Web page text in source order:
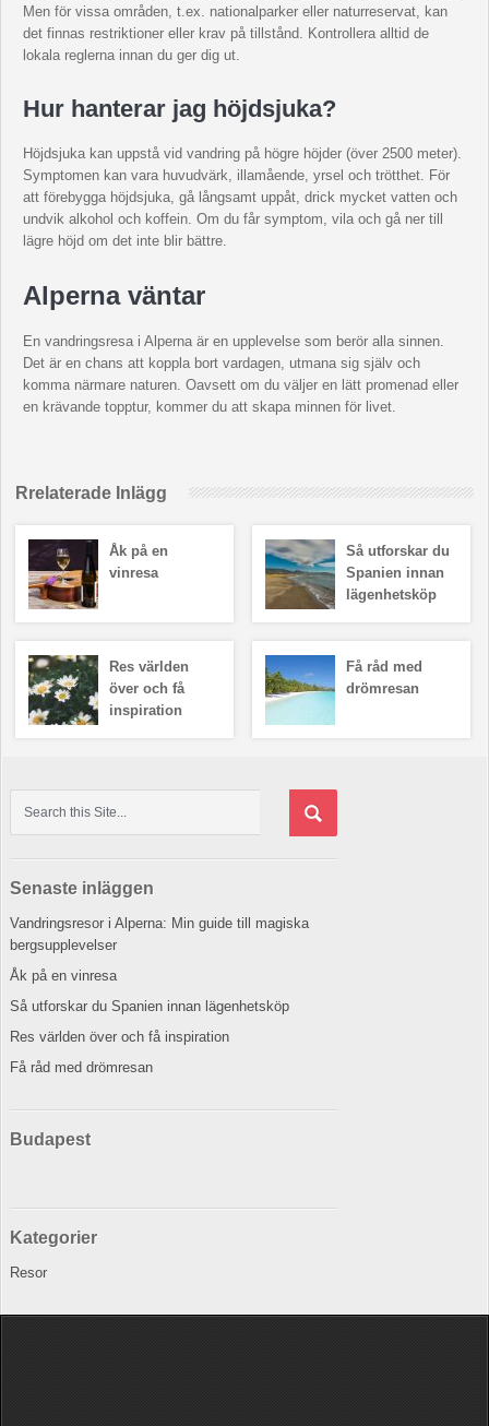
Men för vissa områden, t.ex. nationalparker eller naturreservat, kan
det finnas restriktioner eller krav på tillstånd. Kontrollera alltid de
lokala reglerna innan du ger dig ut.
Hur hanterar jag höjdsjuka?
Höjdsjuka kan uppstå vid vandring på högre höjder (över 2500 meter).
Symptomen kan vara huvudvärk, illamående, yrsel och trötthet. För
att förebygga höjdsjuka, gå långsamt uppåt, drick mycket vatten och
undvik alkohol och koffein. Om du får symptom, vila och gå ner till
lägre höjd om det inte blir bättre.
Alperna väntar
En vandringsresa i Alperna är en upplevelse som berör alla sinnen.
Det är en chans att koppla bort vardagen, utmana sig själv och
komma närmare naturen. Oavsett om du väljer en lätt promenad eller
en krävande topptur, kommer du att skapa minnen för livet.
Rrelaterade Inlägg
Åk på en
vinresa
Så utforskar du
Spanien innan
lägenhetsköp
Res världen
över och få
inspiration
Få råd med
drömresan
Senaste inläggen
Vandringsresor i Alperna: Min guide till magiska
bergsupplevelser
Åk på en vinresa
Så utforskar du Spanien innan lägenhetsköp
Res världen över och få inspiration
Få råd med drömresan
Budapest
Kategorier
Resor